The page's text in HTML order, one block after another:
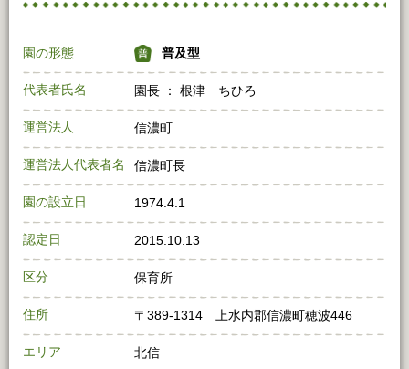
園の形態 普及型
代表者氏名 園長 ： 根津 ちひろ
運営法人 信濃町
運営法人代表者名 信濃町長
園の設立日 1974.4.1
認定日 2015.10.13
区分 保育所
住所 〒389-1314 上水内郡信濃町穂波446
エリア 北信